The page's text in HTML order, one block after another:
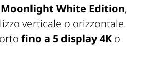
White Edition,
verticale o orizzontale.
fino a 5 display 4K o